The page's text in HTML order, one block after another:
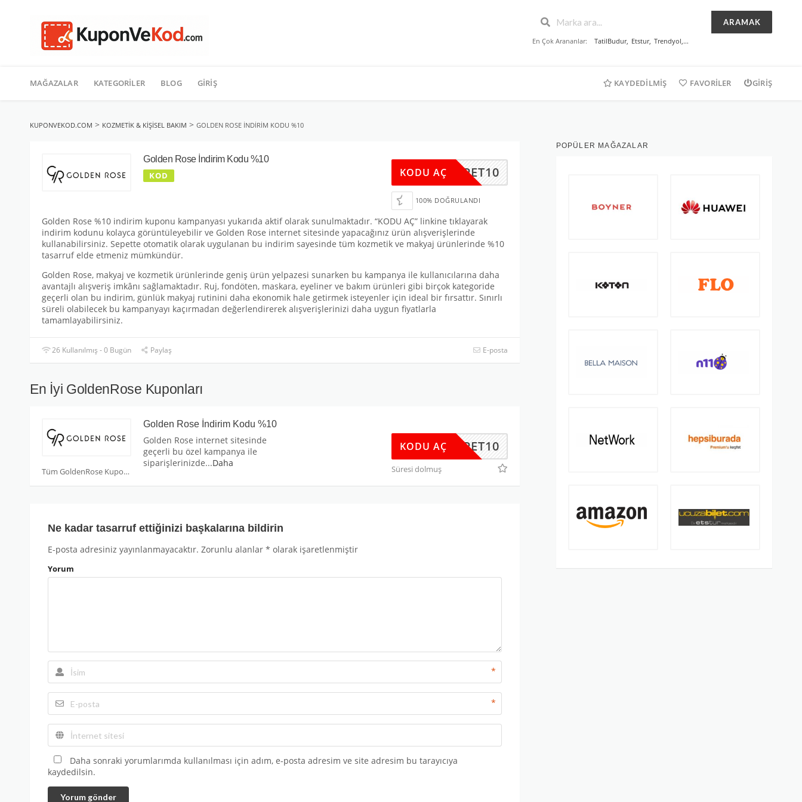
ARAMAK
En Çok Arananlar: TatilBudur, Etstur, Trendyol,...
geç
MAĞAZALAR KATEGORILER BLOG GIRIŞ KAYDEDILMIŞ FAVORILER GIRIŞ
KUPONVEKOD.COM > KOZMETIK & KIŞISEL BAKIM > GOLDEN ROSE İNDIRIM KODU %10
Golden Rose İndirim Kodu %10
KOD SEPET10
KODU AÇ
100% DOĞRULANDI
Golden Rose %10 indirim kuponu kampanyası yukarıda aktif olarak sunulmaktadır. “KODU AÇ” linkine tıklayarak
indirim kodunu kolayca görüntüleyebilir ve Golden Rose internet sitesinde yapacağınız ürün alışverişlerinde
kullanabilirsiniz. Sepette otomatik olarak uygulanan bu indirim sayesinde tüm kozmetik ve makyaj ürünlerinde %10
tasarruf elde etmeniz mümkündür.
Golden Rose, makyaj ve kozmetik ürünlerinde geniş ürün yelpazesi sunarken bu kampanya ile kullanıcılarına daha
avantajlı alışveriş imkânı sağlamaktadır. Ruj, fondöten, maskara, eyeliner ve bakım ürünleri gibi birçok kategoride
geçerli olan bu indirim, günlük makyaj rutinini daha ekonomik hale getirmek isteyenler için ideal bir fırsattır. Sınırlı
süreli olabilecek bu kampanyayı kaçırmadan değerlendirerek alışverişlerinizi daha uygun fiyatlarla
tamamlayabilirsiniz.
26 Kullanılmış - 0 Bugün Paylaş E-posta
En İyi GoldenRose Kuponları
Tüm GoldenRose Kuponları
Golden Rose İndirim Kodu %10
Golden Rose internet sitesinde
geçerli bu özel kampanya ile
siparişlerinizde...Daha
SEPET10
KODU AÇ
Süresi dolmuş
Ne kadar tasarruf ettiğinizi başkalarına bildirin
E-posta adresiniz yayınlanmayacaktır. Zorunlu alanlar * olarak işaretlenmiştir
Yorum
*
*
Daha sonraki yorumlarımda kullanılması için adım, e-posta adresim ve site adresim bu tarayıcıya
kaydedilsin.
Yorum gönder
POPÜLER MAĞAZALAR